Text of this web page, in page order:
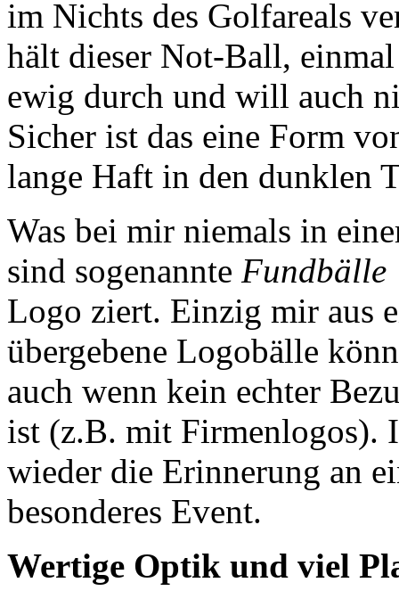
im Nichts des Golfareals
hält dieser Not-Ball,
ewig durch und will auch
Sicher ist das eine Form
lange Haft in den dunklen
Was bei mir niemals in
sind sogenannte Fundbälle
Logo ziert. Einzig mir aus
übergebene Logobälle
auch wenn kein echter
ist (z.B. mit Firmenlogos).
wieder die Erinnerung an
besonderes Event.
Wertige Optik und viel